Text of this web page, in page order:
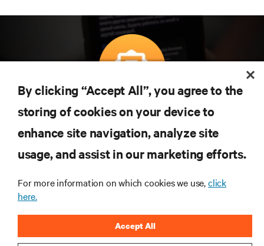
Teknolojideki en son trendleri öğrenmek için
abone olun
Veri merkezi ve altyapı yönetimine ilişkin en son
tartışmalar ve uzman görüşleri ile sektördeki en
önemli konular hakkında düzenli güncel bilgiler
By clicking “Accept All”, you agree to the
storing of cookies on your device to
enhance site navigation, analyze site
usage, and assist in our marketing efforts.
For more information on which cookies we use,click
here.
Accept All